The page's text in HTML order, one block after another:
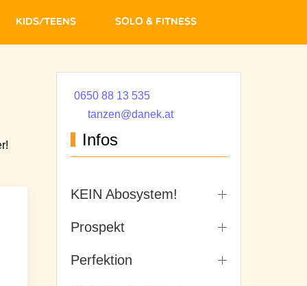
Kids/Teens Solo & Fitness
0650 88 13 535
tanzen@danek.at
Infos
KEIN Abosystem!
Prospekt
Perfektion